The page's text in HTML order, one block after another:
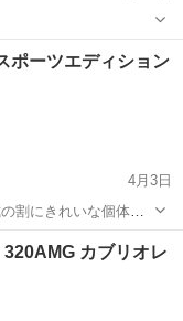
走行距離
ーツエディション
4月3日
割にきれいな個体か
をお願い致します。
い。なおお引渡しは
カブリオレ